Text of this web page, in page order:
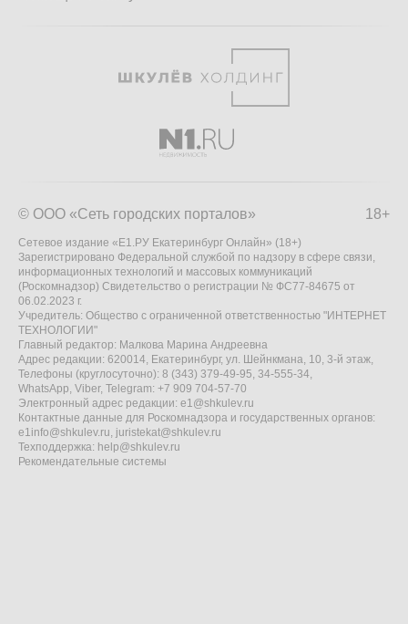
18+
© ООО «Сеть городских порталов»
Сетевое издание «Е1.РУ Екатеринбург Онлайн» (18+)
Зарегистрировано Федеральной службой по надзору в сфере связи,
информационных технологий и массовых коммуникаций
(Роскомнадзор) Свидетельство о регистрации № ФС77-84675 от
06.02.2023 г.
Учредитель: Общество с ограниченной ответственностью "ИНТЕРНЕТ
ТЕХНОЛОГИИ"
Главный редактор: Малкова Марина Андреевна
Адрес редакции: 620014, Екатеринбург, ул. Шейнкмана, 10, 3-й этаж,
Телефоны (круглосуточно): 8 (343) 379-49-95, 34-555-34,
WhatsApp, Viber, Telegram: +7 909 704-57-70
Электронный адрес редакции: e1@shkulev.ru
Контактные данные для Роскомнадзора и государственных органов:
e1info@shkulev.ru, juristekat@shkulev.ru
Техподдержка: help@shkulev.ru
Рекомендательные системы